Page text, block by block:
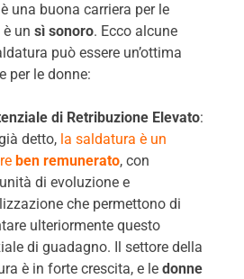
una buona carriera per le
è unsì sonoro. Ecco alcune
può essere un’ottima
per le donne:
di Retribuzione Elevato:
detto, la saldatura è un
ben remunerato, con
di evoluzione e
che permettono di
ulteriormente questo
di guadagno. Il settore della
è in forte crescita, e ledonne